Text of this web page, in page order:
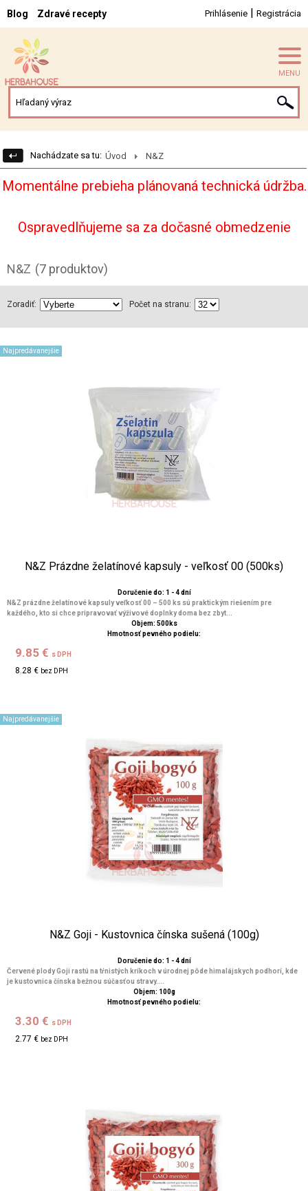
Blog Zdravé recepty Prihlásenie | Registrácia
MENU
Nachádzate sa tu: Úvod N&Z
Momentálne prebieha plánovaná technická údržba.
Ospravedlňujeme sa za dočasné obmedzenie
N&Z (7 produktov)
Zoradiť: Počet na stranu:
Najpredávanejšie
N&Z Prázdne želatínové kapsuly - veľkosť 00 (500ks)
Doručenie do: 1 - 4 dní
N&Z prázdne želatínové kapsuly veľkosť 00 – 500 ks sú praktickým riešením pre
každého, kto si chce pripravovať výživové doplnky doma bez zbyt...
Objem: 500ks
Hmotnosť pevného podielu:
9.85 € s DPH
8.28 € bez DPH
Najpredávanejšie
N&Z Goji - Kustovnica čínska sušená (100g)
Doručenie do: 1 - 4 dní
Červené plody Goji rastú na tŕnistých kríkoch v úrodnej pôde himalájskych podhorí, kde
je kustovnica čínska bežnou súčasťou stravy....
Objem: 100g
Hmotnosť pevného podielu:
3.30 € s DPH
2.77 € bez DPH